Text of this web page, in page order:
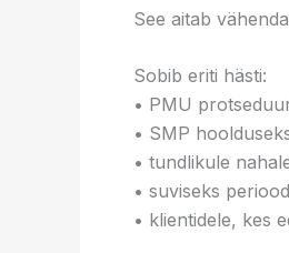
See aitab
Sobib eriti hästi:
• PMU
• SMP
• tundlikule
• suviseks
• klientidele, kes